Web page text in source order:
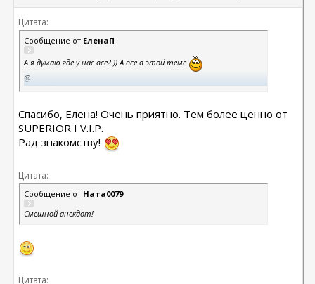
Цитата:
Сообщение от ЕленаП
А я думаю где у нас все? )) А все в этой теме
@
ValentinD
нужно потихоньку и в другие темы ходить. У нас на самом деле
все добрые, если на нас не нападать
Спасибо, Елена! Очень приятно. Тем более ценно от
SUPERIOR I V.I.P.
Рад знакомству!
Цитата:
Сообщение от Ната0079
Смешной анекдот!
Цитата: